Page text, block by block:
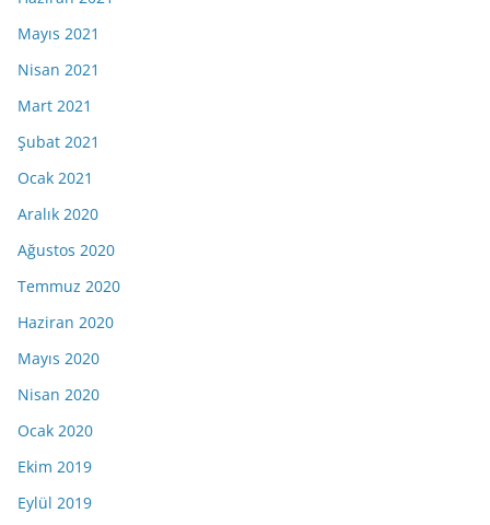
Mayıs 2021
Nisan 2021
Mart 2021
Şubat 2021
Ocak 2021
Aralık 2020
Ağustos 2020
Temmuz 2020
Haziran 2020
Mayıs 2020
Nisan 2020
Ocak 2020
Ekim 2019
Eylül 2019